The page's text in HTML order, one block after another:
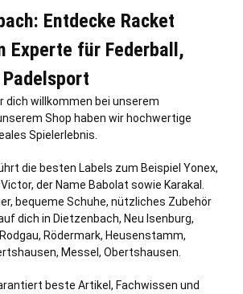
Entdecke Racket
Experte für Federball,
dich willkommen bei unserem
Shop haben wir hochwertige
Spielerlebnis.
die besten Labels zum Beispiel Yonex,
der Name Babolat sowie Karakal.
bequeme Schuhe, nützliches Zubehör
dich in Dietzenbach, Neu Isenburg,
Rodgau, Rödermark, Heusenstamm,
Messel, Obertshausen
beste Artikel, Fachwissen und